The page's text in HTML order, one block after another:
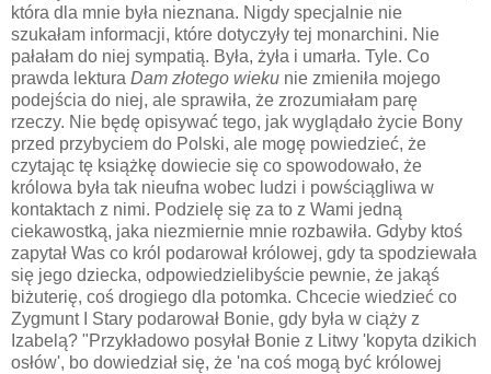
która dla mnie była nieznana. Nigdy specjalnie nie
szukałam informacji, które dotyczyły tej monarchini. Nie
pałałam do niej sympatią. Była, żyła i umarła. Tyle. Co
prawda lektura Dam złotego wieku nie zmieniła mojego
podejścia do niej, ale sprawiła, że zrozumiałam parę
rzeczy. Nie będę opisywać tego, jak wyglądało życie Bony
przed przybyciem do Polski, ale mogę powiedzieć, że
czytając tę książkę dowiecie się co spowodowało, że
królowa była tak nieufna wobec ludzi i powściągliwa w
kontaktach z nimi. Podzielę się za to z Wami jedną
ciekawostką, jaka niezmiernie mnie rozbawiła. Gdyby ktoś
zapytał Was co król podarował królowej, gdy ta spodziewała
się jego dziecka, odpowiedzielibyście pewnie, że jakąś
biżuterię, coś drogiego dla potomka. Chcecie wiedzieć co
Zygmunt I Stary podarował Bonie, gdy była w ciąży z
Izabelą? "Przykładowo posyłał Bonie z Litwy 'kopyta dzikich
osłów', bo dowiedział się, że 'na coś mogą być królowej